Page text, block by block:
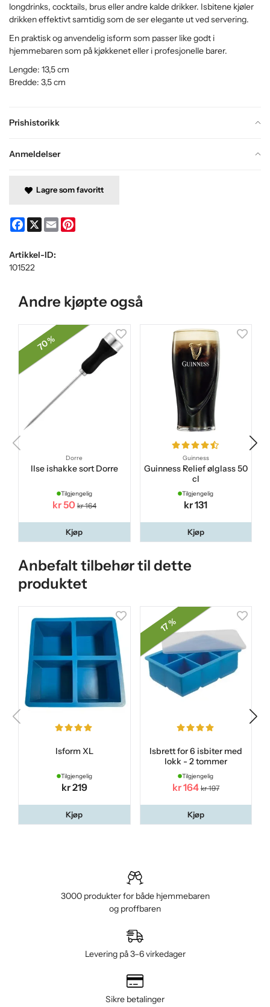
Prishistorikk
Anmeldelser
longdrinks, cocktails, brus eller andre kalde drikker. Isbitene kjøler
drikken effektivt samtidig som de ser elegante ut ved servering.
En praktisk og anvendelig isform som passer like godt i
hjemmebaren som på kjøkkenet eller i profesjonelle barer.
Lengde: 13,5 cm
Bredde: 3,5 cm
Lagre som favoritt
Facebook
X Email
Artikkel-ID:
101522
Andre kjøpte også
70 %
Dorre
Ilse ishakke sort Dorre
Tilgjengelig
kr 50 kr 164
Kjøp
Guinness
Guinness Relief ølglass 50
cl
Tilgjengelig
kr 131
Kjøp
Anbefalt tilbehør til dette
produktet
Isform XL
Tilgjengelig
kr 219
Kjøp
17 %
Isbrett for 6 isbiter med
lokk - 2 tommer
Tilgjengelig
kr 164 kr 197
Kjøp
3000 produkter for både hjemmebaren
og proffbaren
Levering på 3–6 virkedager
Sikre betalinger